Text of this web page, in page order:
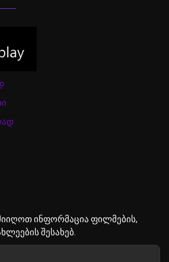
ინფორმაცია ფილმების,
შესახებ.